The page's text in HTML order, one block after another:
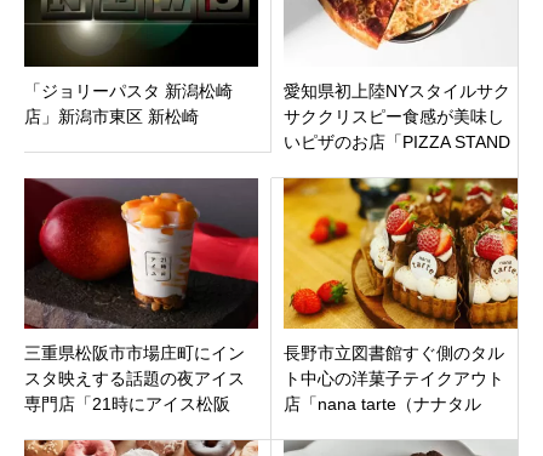
「ジョリーパスタ 新潟松崎
店」新潟市東区 新松崎
愛知県初上陸NYスタイルサク
サククリスピー食感が美味し
いピザのお店「PIZZA STAND
三重県松阪市市場庄町にイン
スタ映えする話題の夜アイス
専門店「21時にアイス松阪
長野市立図書館すぐ側のタル
ト中心の洋菓子テイクアウト
店「nana tarte（ナナタル